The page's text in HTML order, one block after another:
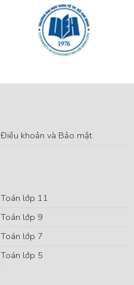
Điều khoản và Bảo mật
Toán lớp 11
Toán lớp 9
Toán lớp 7
Toán lớp 5